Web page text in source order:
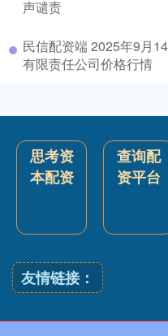
声谴责
民信配资端 2025年9月
有限责任公司价格行情
思考资
本配资
查询配
资平台
友情链接：